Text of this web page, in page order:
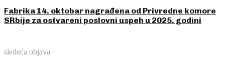
Fabrika 14. oktobar nagrađena od Privredne komore
SRbije za ostvareni poslovni uspeh u 2025. godini
sledeća objava